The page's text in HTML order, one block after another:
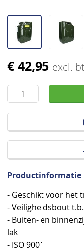
€ 42,95 excl.
Ga
het
begin
van
Productinformatie
- Geschikt voor het
- Veiligheidsbout
- Buiten- en
lak
- ISO 9001